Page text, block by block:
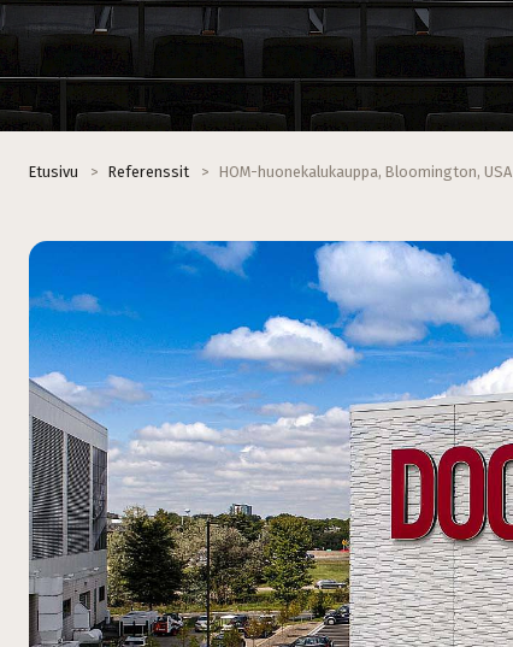
Etusivu > Referenssit > HOM-huonekalukauppa, Bloomington, USA